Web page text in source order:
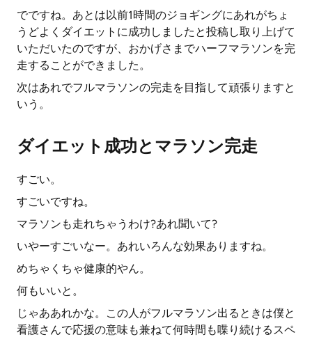
でですね。あとは以前1時間のジョギングにあれがちょ
うどよくダイエットに成功しましたと投稿し取り上げて
いただいたのですが、おかげさまでハーフマラソンを完
走することができました。
次はあれでフルマラソンの完走を目指して頑張りますと
いう。
ダイエット成功とマラソン完走
すごい。
すごいですね。
マラソンも走れちゃうわけ?あれ聞いて?
いやーすごいなー。あれいろんな効果ありますね。
めちゃくちゃ健康的やん。
何もいいと。
じゃああれかな。この人がフルマラソン出るときは僕と
看護さんで応援の意味も兼ねて何時間も喋り続けるスペ